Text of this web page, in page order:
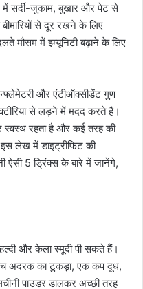
सर्दी-जुकाम, बुखार और पेट से
से दूर रखने के लिए
मौसम में इम्यूनिटी बढ़ाने के लिए
और एंटीऑक्सीडेंट गुण
से लड़ने में मदद करते हैं।
स्वस्थ रहता है और कई तरह की
इस लेख में डाइट्रीफिट की
ऐसी 5 ड्रिंक्स के बारे में जानेंगे,
और केला स्मूदी पी सकते हैं।
अदरक का टुकड़ा, एक कप दूध,
पाउडर डालकर अच्छी तरह